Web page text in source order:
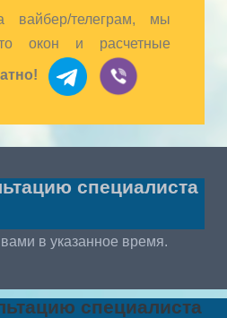
телеграм, мы
окон и расчетные
специалиста
в указанное время.
специалиста